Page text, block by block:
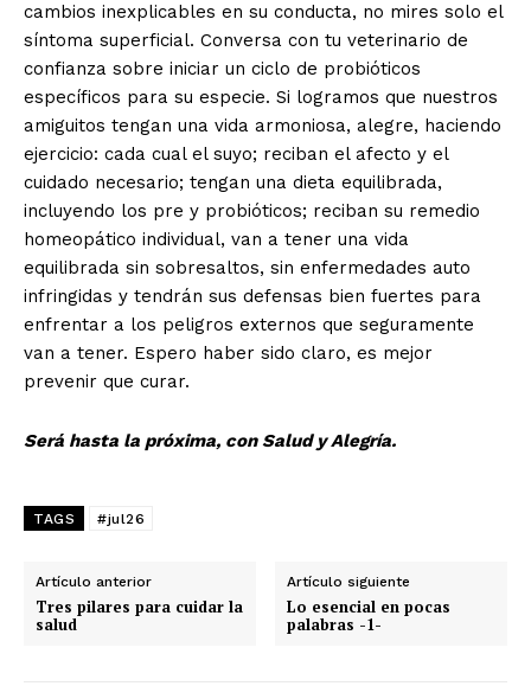
cambios inexplicables en su conducta, no mires solo el
síntoma superficial. Conversa con tu veterinario de
confianza sobre iniciar un ciclo de probióticos
específicos para su especie. Si logramos que nuestros
amiguitos tengan una vida armoniosa, alegre, haciendo
ejercicio: cada cual el suyo; reciban el afecto y el
cuidado necesario; tengan una dieta equilibrada,
incluyendo los pre y probióticos; reciban su remedio
homeopático individual, van a tener una vida
equilibrada sin sobresaltos, sin enfermedades auto
infringidas y tendrán sus defensas bien fuertes para
enfrentar a los peligros externos que seguramente
van a tener. Espero haber sido claro, es mejor
prevenir que curar.
Será hasta la próxima, con Salud y Alegría.
TAGS #jul26
Artículo anterior
Tres pilares para cuidar la
salud
Artículo siguiente
Lo esencial en pocas
palabras -1-